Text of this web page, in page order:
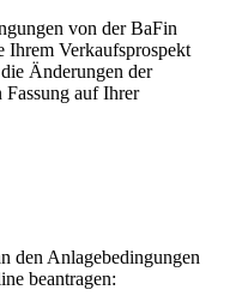
von der BaFin
Ihrem Verkaufsprospekt
Änderungen der
auf Ihrer
den Anlagebedingungen
beantragen: